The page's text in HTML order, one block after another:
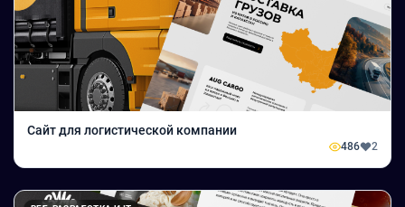
Сайт для логистической компании
486 2